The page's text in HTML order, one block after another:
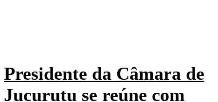
Presidente da Câmara de
Jucurutu se reúne com